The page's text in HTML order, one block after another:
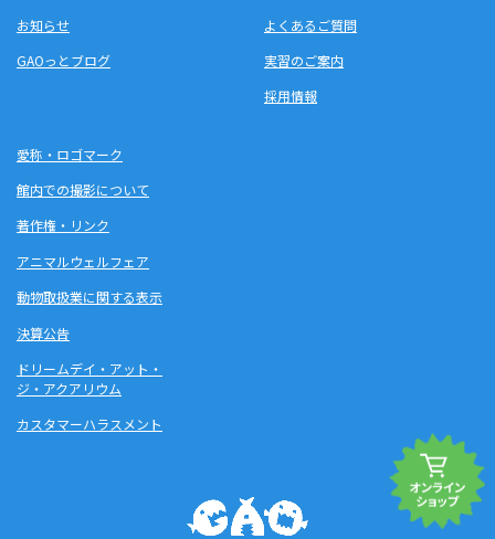
お知らせ
GAOっとブログ
よくあるご質問
実習のご案内
採用情報
愛称・ロゴマーク
館内での撮影について
著作権・リンク
アニマルウェルフェア
動物取扱業に関する表示
決算公告
ドリームデイ・アット・
ジ・アクアリウム
カスタマーハラスメント